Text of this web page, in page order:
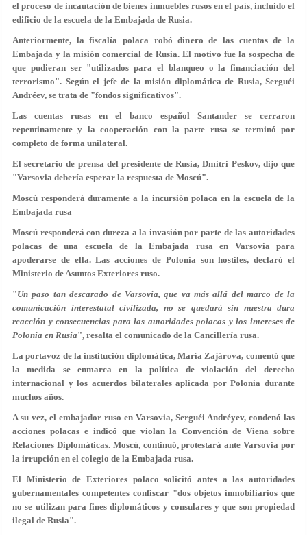
el proceso de incautación de bienes inmuebles rusos en el país, incluido el
edificio de la escuela de la Embajada de Rusia.
Anteriormente, la fiscalía polaca robó dinero de las cuentas de la
Embajada y la misión comercial de Rusia. El motivo fue la sospecha de
que pudieran ser "utilizados para el blanqueo o la financiación del
terrorismo". Según el jefe de la misión diplomática de Rusia, Serguéi
Andréev, se trata de "fondos significativos".
Las cuentas rusas en el banco español Santander se cerraron
repentinamente y la cooperación con la parte rusa se terminó por
completo de forma unilateral.
El secretario de prensa del presidente de Rusia, Dmitri Peskov, dijo que
"Varsovia debería esperar la respuesta de Moscú".
Moscú responderá duramente a la incursión polaca en la escuela de la
Embajada rusa
Moscú responderá con dureza a la invasión por parte de las autoridades
polacas de una escuela de la Embajada rusa en Varsovia para
apoderarse de ella. Las acciones de Polonia son hostiles, declaró el
Ministerio de Asuntos Exteriores ruso.
"Un paso tan descarado de Varsovia, que va más allá del marco de la
comunicación interestatal civilizada, no se quedará sin nuestra dura
reacción y consecuencias para las autoridades polacas y los intereses de
Polonia en Rusia", resalta el comunicado de la Cancillería rusa.
La portavoz de la institución diplomática, María Zajárova, comentó que
la medida se enmarca en la política de violación del derecho
internacional y los acuerdos bilaterales aplicada por Polonia durante
muchos años.
A su vez, el embajador ruso en Varsovia, Serguéi Andréyev, condenó las
acciones polacas e indicó que violan la Convención de Viena sobre
Relaciones Diplomáticas. Moscú, continuó, protestará ante Varsovia por
la irrupción en el colegio de la Embajada rusa.
El Ministerio de Exteriores polaco solicitó antes a las autoridades
gubernamentales competentes confiscar "dos objetos inmobiliarios que
no se utilizan para fines diplomáticos y consulares y que son propiedad
ilegal de Rusia".